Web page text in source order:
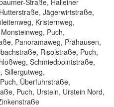
Straße, Halleiner
Jägerwirtstraße,
Kristernweg,
Puch,
Panoramaweg, Prähausen,
Risolstraße, Puch,
Schmiedpointstraße,
Sillergutweg,
Überfuhrstraße,
Puch, Urstein, Urstein Nord,